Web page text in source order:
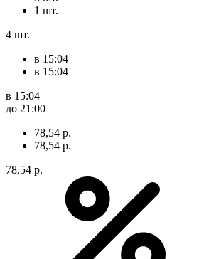
1 шт.
4 шт.
в 15:04
в 15:04
в 15:04
до 21:00
78,54 р.
78,54 р.
78,54 р.